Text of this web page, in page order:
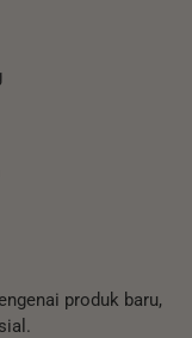
produk baru,